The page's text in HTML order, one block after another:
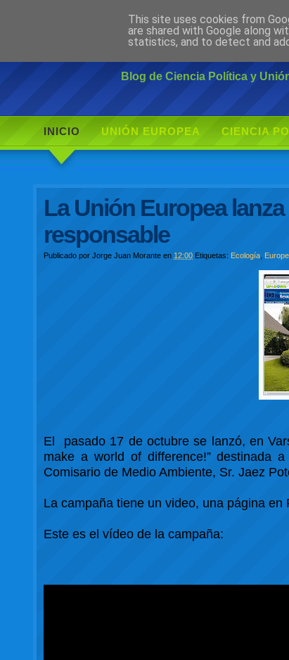
Ciudadano
Blog de Ciencia Política y
INICIO UNIÓN EUROPEA CIENCIA
La Unión Europea
responsable
Publicado porJorge Juan Morante en 12:00 Etiquetas: Ecología
El pasado 17 de octubre se lanzó, en
make a world of difference!” destinada
Comisario de Medio Ambiente, Sr. Jaez
La campaña tiene un video, una página
Este es el vídeo de la campaña:
This site uses cookies from
are shared with Google along
statistics, and to detect and